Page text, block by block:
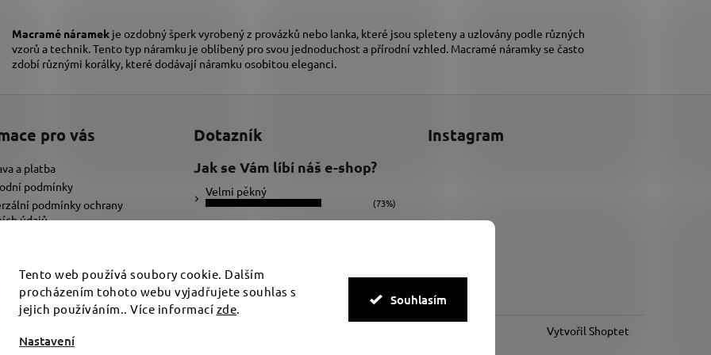
Tento web používá soubory cookie. Dalším
procházením tohoto webu vyjadřujete souhlas s
jejich používáním.. Více informací zde.
Nastavení
Souhlasím
Macramé náramek je ozdobný šperk vyrobený z provázků nebo lanka, které jsou spleteny a uzlovány podle různých
vzorů a technik. Tento typ náramku je oblíbený pro svou jednoduchost a přírodní vzhled. Macramé náramky se často
zdobí různými korálky, které dodávají náramku osobitou eleganci.
pro vás
a platba
podmínky
podmínky ochrany
údajů
text pro náramek
Dotazník
Jak se Vám líbí náš e-shop?
Velmi pěkný
(73%)
Ujde to
Počet hlasů:34
Instagram
Vytvořil Shoptet
cookies